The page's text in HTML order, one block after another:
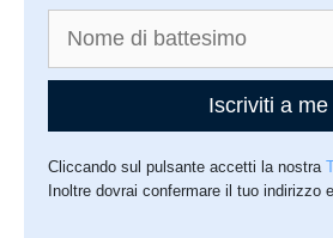
Iscriviti a me
Cliccando sul pulsante accetti la nostra
Inoltre dovrai confermare il tuo indirizzo